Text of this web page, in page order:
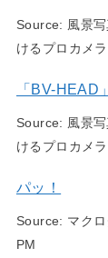
Source: 風景
けるプロカメ
「BV-HEAD
Source: 風景
けるプロカメ
パッ！
Source: マクロ
PM